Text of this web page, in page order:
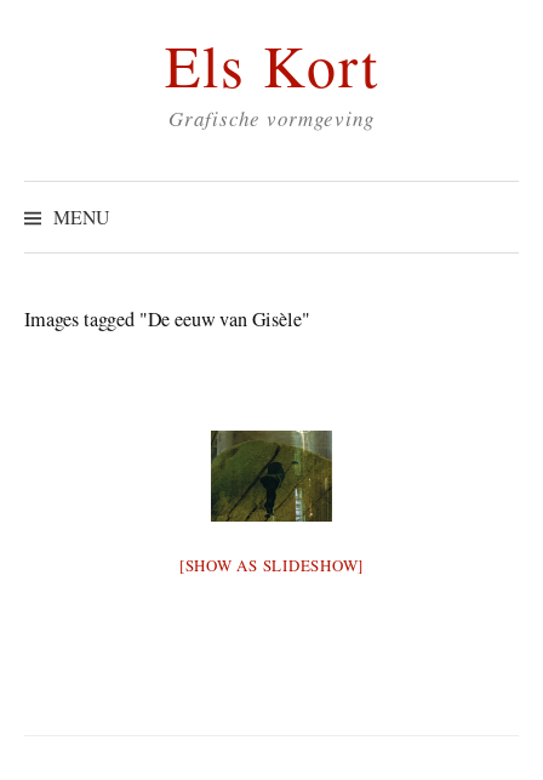
Els Kort
Grafische vormgeving
MENU
Zoeken
Images tagged "De eeuw van Gisèle"
[SHOW AS SLIDESHOW]